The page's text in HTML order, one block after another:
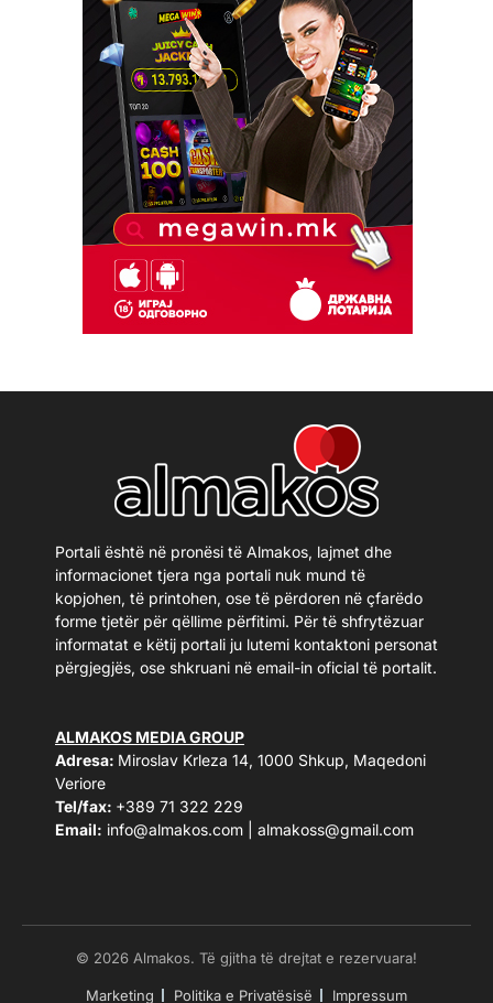
Portali është në pronësi të Almakos, lajmet dhe
informacionet tjera nga portali nuk mund të
kopjohen, të printohen, ose të përdoren në çfarëdo
forme tjetër për qëllime përfitimi. Për të shfrytëzuar
informatat e këtij portali ju lutemi kontaktoni personat
përgjegjës, ose shkruani në email-in oficial të portalit.
ALMAKOS MEDIA GROUP
Adresa: Miroslav Krleza 14, 1000 Shkup, Maqedoni
Veriore
Tel/fax: +389 71 322 229
Email: info@almakos.com almakoss@gmail.com
© 2026 Almakos. Të gjitha të drejtat e rezervuara!
Marketing Politika e Privatësisë Impressum